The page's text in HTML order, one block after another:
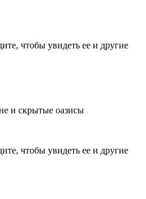
чтобы увидеть ее и другие
и скрытые оазисы
чтобы увидеть ее и другие